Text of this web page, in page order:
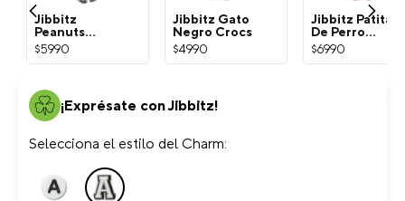
Jibbitz
Peanuts
Snoopy
Blanco Crocs
$5990
Jibbitz Gato
Negro Crocs
$4990
Jibbitz Patita
De Perro
Dorada Crocs
$6990
¡Exprésate con Jibbitz!
Selecciona el estilo del Charm: